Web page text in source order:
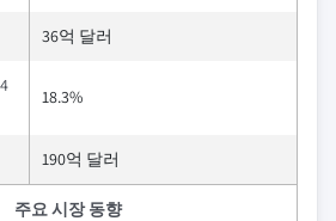
36억 달러
18.3%
190억 달러
주요 시장 동향